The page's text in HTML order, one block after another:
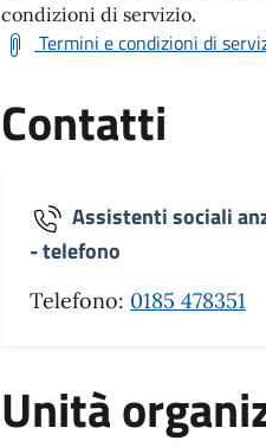
condizioni di servizio.
Termini e condizioni di
Contatti
Assistenti sociali
- telefono
Telefono: 0185 478351
Unità